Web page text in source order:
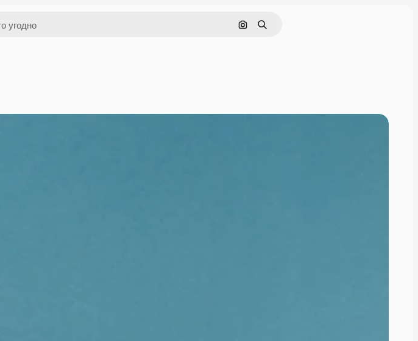
Поиск по изображению
Поиск